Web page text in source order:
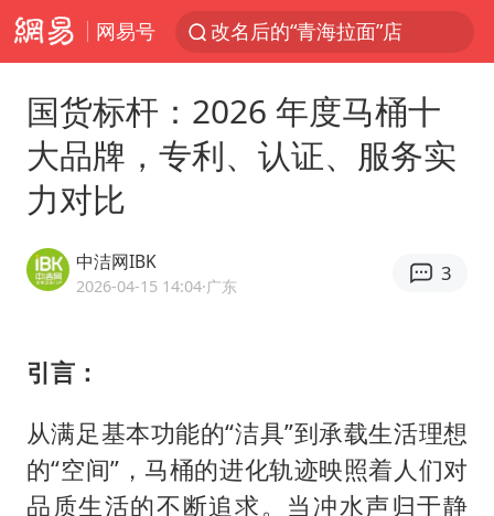
网易号
段绚竞因公牺牲 年仅44岁
男子结婚8年3个女儿均非亲生
台风白海豚逼近 暴雨大暴雨来袭
OpenAI为免费用户升级GPT-5.6 Luna
47岁妈妈突然产女 26岁女儿：很震惊
国货标杆：2026 年度马桶十
大品牌，专利、认证、服务实
力对比
中洁网IBK
2026-04-15 14:04·广东
3
引言：
从满足基本功能的“洁具”到承载生活理想
的“空间”，马桶的进化轨迹映照着人们对
品质生活的不断追求。当冲水声归于静